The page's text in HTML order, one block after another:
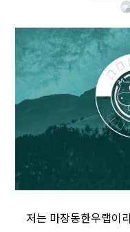
저는 마장동한우랩이